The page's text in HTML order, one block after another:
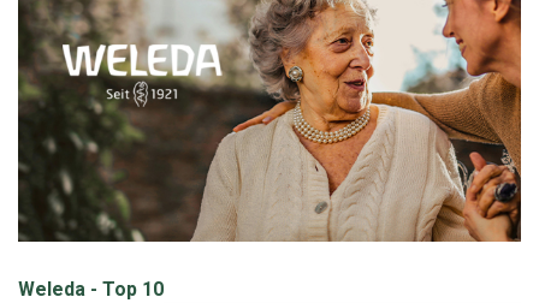
Weleda - Top 10